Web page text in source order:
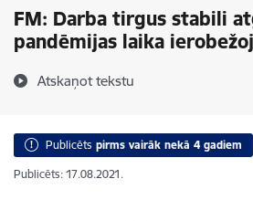
FM: Darba tirgus stabili
pandēmijas laika
Atskaņot tekstu
Publicēts pirms vairāk nekā 4 gadiem
Publicēts: 17.08.2021.